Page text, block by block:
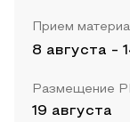
Прием
8 августа -
Размещение
19 августа